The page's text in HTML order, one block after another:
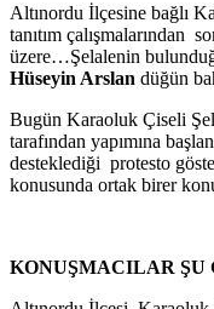
Altınordu İlçesine bağlı
tanıtım çalışmalarından
üzere…Şelalenin
Hüseyin Arslan düğün
Bugün Karaoluk Çiseli
tarafından yapımına
desteklediği protesto
konusunda ortak birer
KONUŞMACILAR ŞU